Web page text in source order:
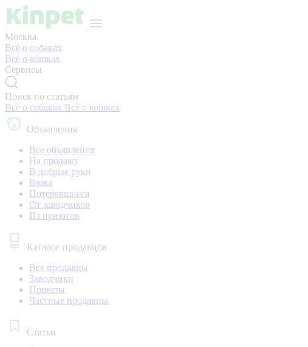
Москва
Всё о собаках
Всё о кошках
Сервисы
Поиск по статьям
Всё о собаках Всё о кошках
Объявления
Все объявления
На продажу
В добрые руки
Вязка
Потерявшиеся
От заводчиков
Из приютов
Каталог продавцов
Все продавцы
Заводчики
Приюты
Частные продавцы
Статьи